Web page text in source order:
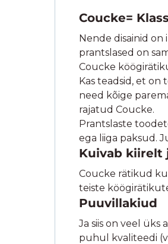
Coucke=
Nende disainid
prantslased on
Coucke
Kas teadsid, et
need kõige
rajatud Coucke.
Prantslaste
ega liiga paksud.
Kuivab kiirelt
Coucke rätikud
teiste
Puuvillakiud
Ja siis on veel üks
puhul kvaliteedi